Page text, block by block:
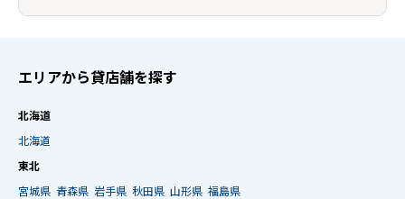
エリアから貸店舗を探す
北海道
北海道
東北
宮城県 青森県 岩手県 秋田県 山形県 福島県